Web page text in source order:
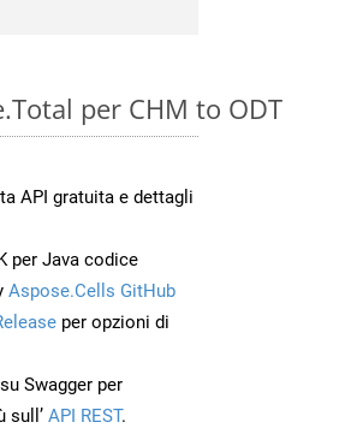
per CHM to ODT
API gratuita e dettagli
per Java codice
Aspose.Cells GitHub
per opzioni di
Swagger per
sull’ API REST.